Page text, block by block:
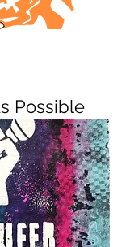
Possible